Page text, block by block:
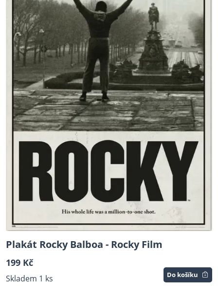
Plakát Rocky Balboa - Rocky Film
199 Kč
Skladem 1 ks Do košíku